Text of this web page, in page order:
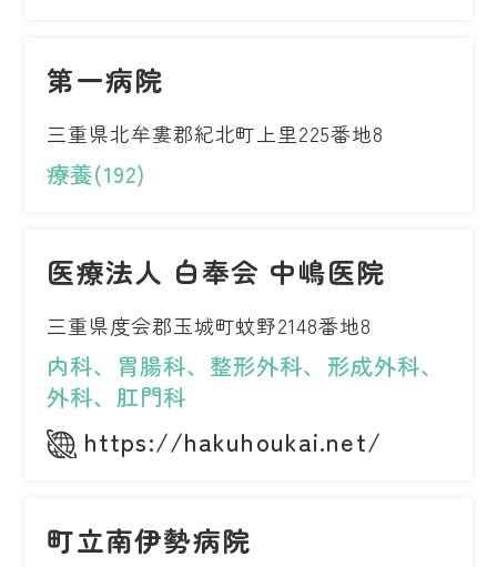
第一病院
三重県北牟婁郡紀北町上里225番地8
療養(192)
医療法人 白奉会 中嶋医院
三重県度会郡玉城町蚊野2148番地8
内科、胃腸科、整形外科、形成外科、
外科、肛門科
https://hakuhoukai.net/
町立南伊勢病院